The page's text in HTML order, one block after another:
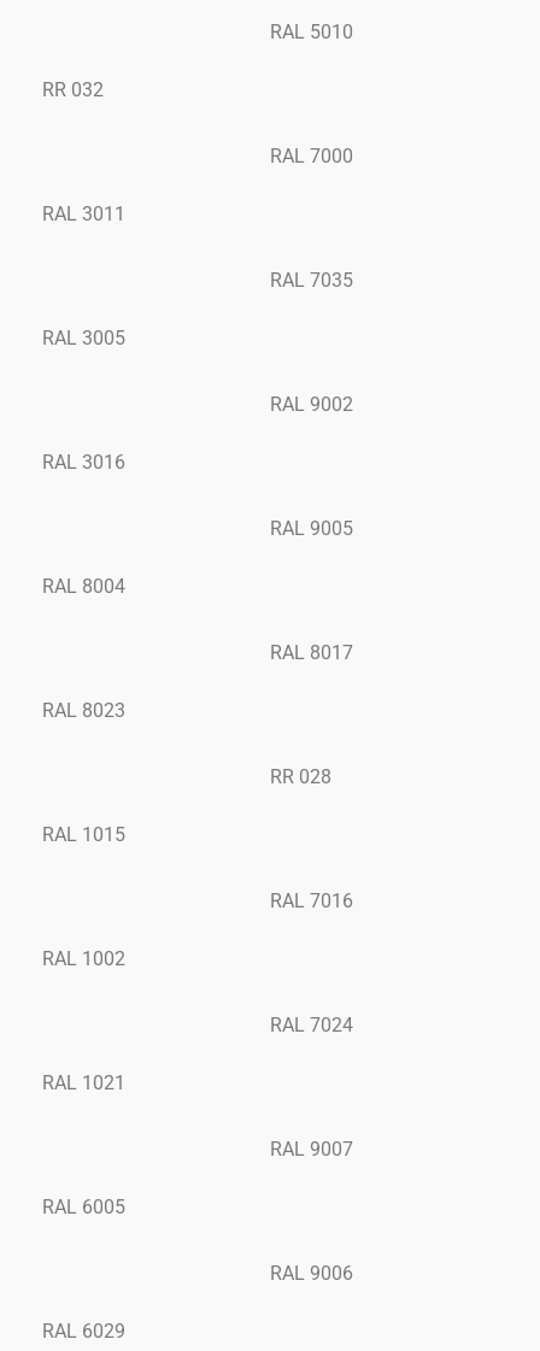
RR 032
RAL 3011
RAL 3005
RAL 3016
RAL 8004
RAL 8023
RAL 1015
RAL 1002
RAL 1021
RAL 6005
RAL 6029
RAL 5010
RAL 7000
RAL 7035
RAL 9002
RAL 9005
RAL 8017
RR 028
RAL 7016
RAL 7024
RAL 9007
RAL 9006